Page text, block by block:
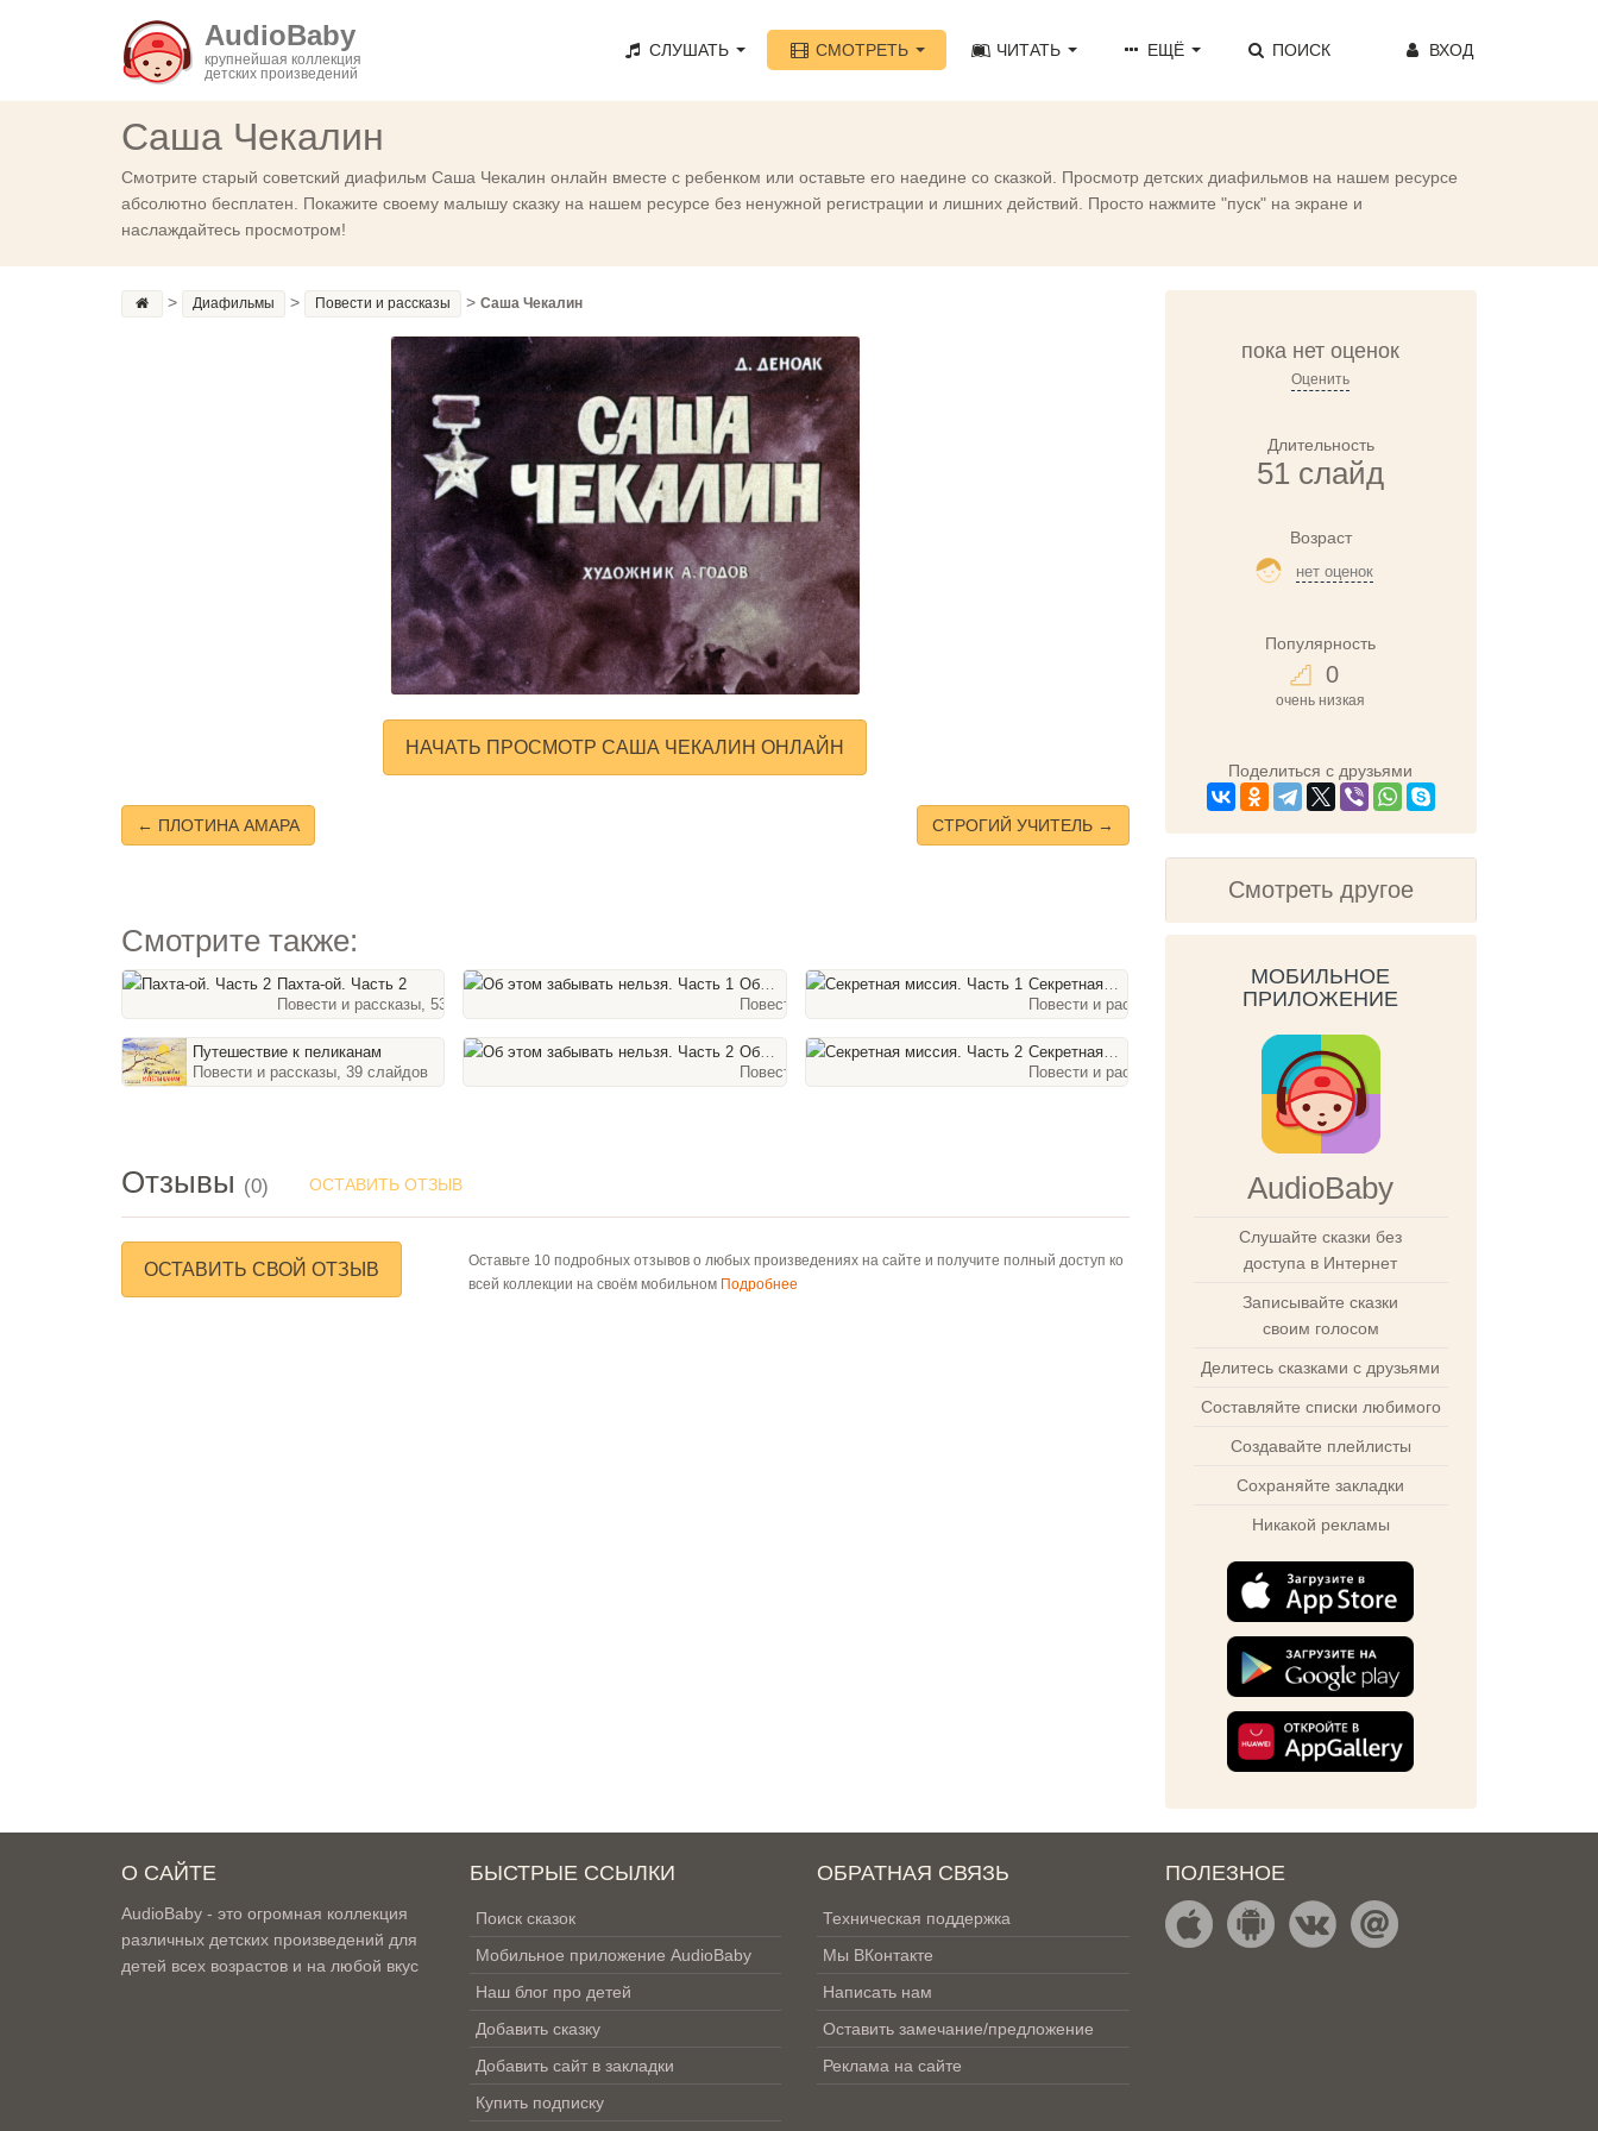
AudioBaby
крупнейшая коллекция
детских произведений
СЛУШАТЬ СМОТРЕТЬ ЧИТАТЬ ЕЩЁ ПОИСК ВХОД
Саша Чекалин
Смотрите старый советский диафильм Саша Чекалин онлайн вместе с ребенком или оставьте его наедине со сказкой. Просмотр детских диафильмов на нашем ресурсе
абсолютно бесплатен. Покажите своему малышу сказку на нашем ресурсе без ненужной регистрации и лишних действий. Просто нажмите "пуск" на экране и
наслаждайтесь просмотром!
> Диафильмы > Повести и рассказы > Саша Чекалин
НАЧАТЬ ПРОСМОТР САША ЧЕКАЛИН ОНЛАЙН
← ПЛОТИНА АМАРА СТРОГИЙ УЧИТЕЛЬ →
Смотрите также:
Пахта-ой. Часть 2
Повести и рассказы, 53 слайда
Путешествие к пеликанам
Повести и рассказы, 39 слайдов
Об этом забывать нельзя. Часть 1
Повести и рассказы, 63 слайда
Об этом забывать нельзя. Часть 2
Повести и рассказы, 64 слайда
Секретная миссия. Часть 1
Повести и рассказы, 57 слайдов
Секретная миссия. Часть 2
Повести и рассказы, 50 слайдов
Отзывы (0) ОСТАВИТЬ ОТЗЫВ
ОСТАВИТЬ СВОЙ ОТЗЫВ
Оставьте 10 подробных отзывов о любых произведениях на сайте и получите полный доступ ко
всей коллекции на своём мобильном Подробнее
пока нет оценок
Оценить
Длительность
51 слайд
Возраст
нет оценок
Популярность
0
очень низкая
Поделиться с друзьями
Смотреть другое
МОБИЛЬНОЕ
ПРИЛОЖЕНИЕ
AudioBaby
Слушайте сказки без
доступа в Интернет
Записывайте сказки
своим голосом
Делитесь сказками с друзьями
Составляйте списки любимого
Создавайте плейлисты
Сохраняйте закладки
Никакой рекламы
О САЙТЕ
AudioBaby - это огромная коллекция
различных детских произведений для
детей всех возрастов и на любой вкус
БЫСТРЫЕ ССЫЛКИ
Поиск сказок
Мобильное приложение AudioBaby
Наш блог про детей
Добавить сказку
Добавить сайт в закладки
Купить подписку
ОБРАТНАЯ СВЯЗЬ
Техническая поддержка
Мы ВКонтакте
Написать нам
Оставить замечание/предложение
Реклама на сайте
ПОЛЕЗНОЕ